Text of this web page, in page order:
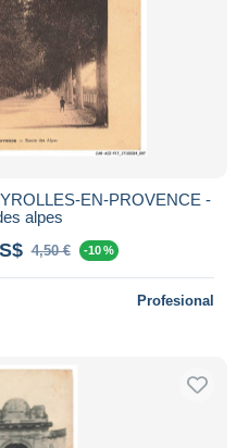
EN-PROVENCE -
alpes
4,50 € -10 %
Profesional